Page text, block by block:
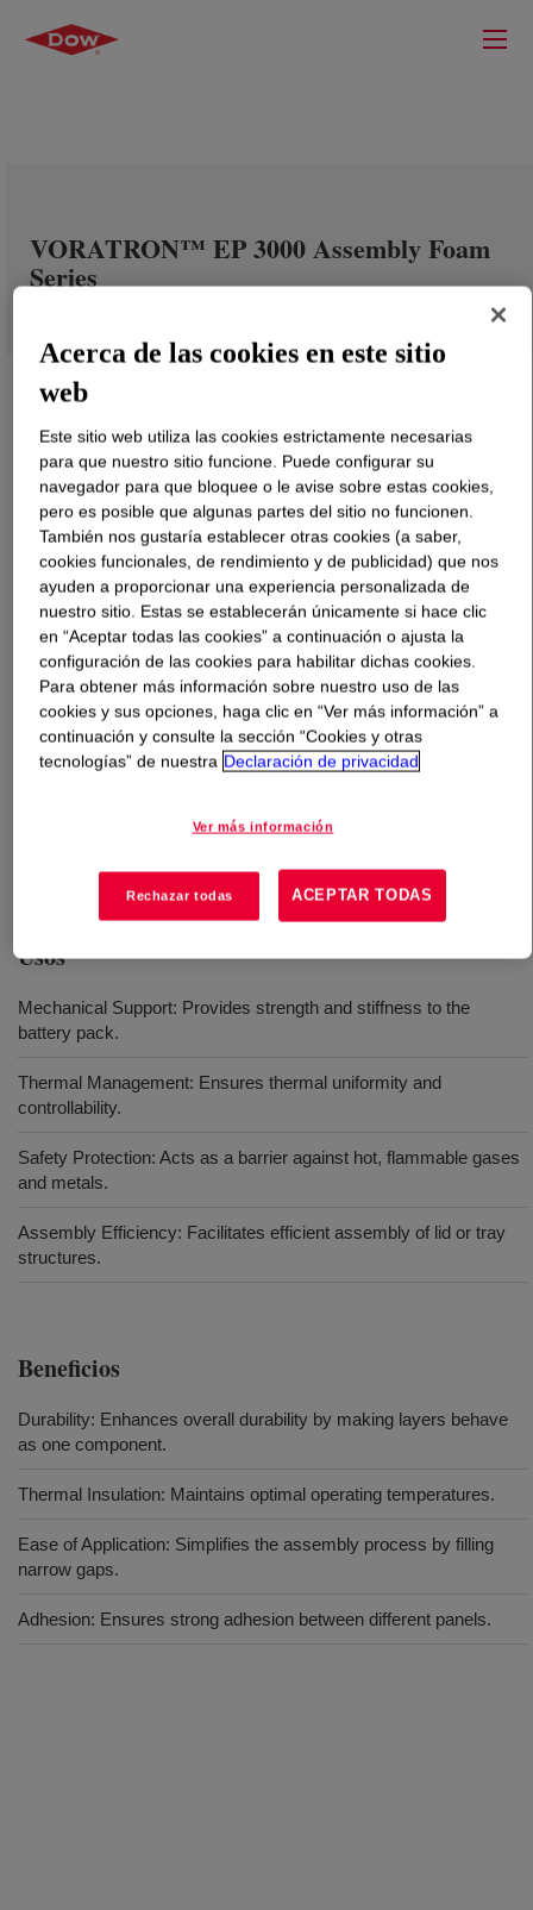
VORATRON™ EP 3000 Assembly Foam
Series
Qué esVORATRON™ EP 3000 Assembly Foam
Series?
A series of high strength and density foams was
particularly designed to develop adhesion between the
different e-coated metal panels or pre-treated plastic
composite plates. The high strength of foam (stiff and
as one component. The ease of application and tailored
and closed cell structure enable thermal insulation.
Usos
Mechanical Support: Provides strength and stiffness to the
battery pack.
Thermal Management: Ensures thermal uniformity and
controllability.
Safety Protection: Acts as a barrier against hot, flammable gases
and metals.
Assembly Efficiency: Facilitates efficient assembly of lid or tray
structures.
Beneficios
Durability: Enhances overall durability by making layers behave
as one component.
Thermal Insulation: Maintains optimal operating temperatures.
Ease of Application: Simplifies the assembly process by filling
narrow gaps.
Adhesion: Ensures strong adhesion between different panels.
Acerca de las cookies en este sitio
web
Este sitio web utiliza las cookies estrictamente necesarias
para que nuestro sitio funcione. Puede configurar su
navegador para que bloquee o le avise sobre estas cookies,
pero es posible que algunas partes del sitio no funcionen.
También nos gustaría establecer otras cookies (a saber,
cookies funcionales, de rendimiento y de publicidad) que nos
ayuden a proporcionar una experiencia personalizada de
nuestro sitio. Estas se establecerán únicamente si hace clic
en “Aceptar todas las cookies” a continuación o ajusta la
configuración de las cookies para habilitar dichas cookies.
Para obtener más información sobre nuestro uso de las
cookies y sus opciones, haga clic en “Ver más información” a
continuación y consulte la sección “Cookies y otras
tecnologías” de nuestra Declaración de privacidad
Ver más información
Rechazar todas ACEPTAR TODAS